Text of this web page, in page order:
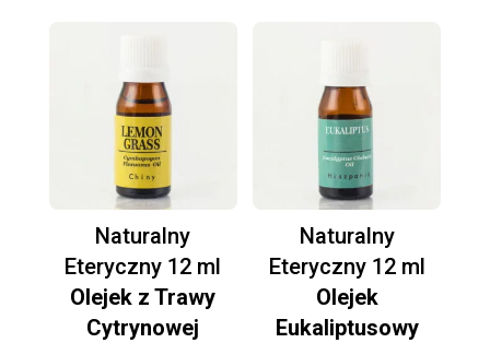
Naturalny
Eteryczny 12 ml
Olejek z Trawy
Cytrynowej
Naturalny
Eteryczny 12 ml
Olejek
Eukaliptusowy